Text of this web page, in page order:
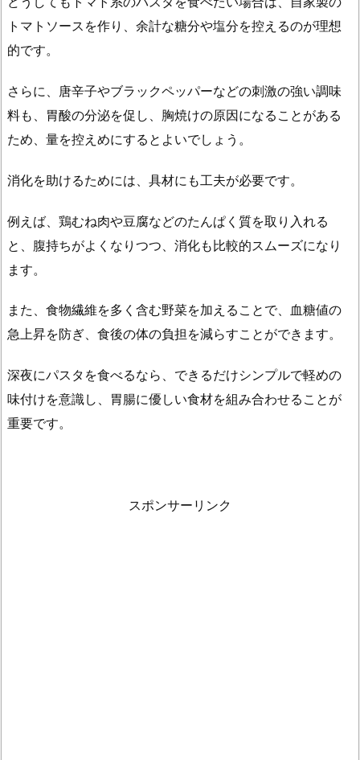
トマトソースを作り、余計な糖分や塩分を控えるのが理想
的です。
さらに、唐辛子やブラックペッパーなどの刺激の強い調味
料も、胃酸の分泌を促し、胸焼けの原因になることがある
ため、量を控えめにするとよいでしょう。
消化を助けるためには、具材にも工夫が必要です。
例えば、鶏むね肉や豆腐などのたんぱく質を取り入れる
と、腹持ちがよくなりつつ、消化も比較的スムーズになり
ます。
また、食物繊維を多く含む野菜を加えることで、血糖値の
急上昇を防ぎ、食後の体の負担を減らすことができます。
深夜にパスタを食べるなら、できるだけシンプルで軽めの
味付けを意識し、胃腸に優しい食材を組み合わせることが
重要です。
スポンサーリンク